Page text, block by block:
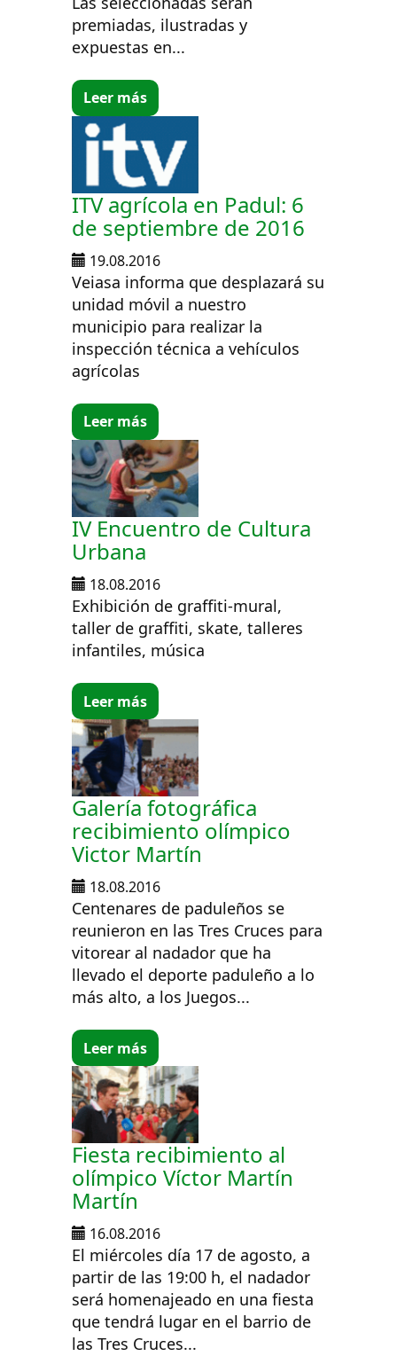
premiadas, ilustradas y
expuestas en...
Leer más
ITV agrícola en Padul: 6
de septiembre de 2016
19.08.2016
Veiasa informa que desplazará su
unidad móvil a nuestro
municipio para realizar la
inspección técnica a vehículos
agrícolas
Leer más
IV Encuentro de Cultura
Urbana
18.08.2016
Exhibición de graffiti-mural,
taller de graffiti, skate, talleres
infantiles, música
Leer más
Galería fotográfica
recibimiento olímpico
Victor Martín
18.08.2016
Centenares de paduleños se
reunieron en las Tres Cruces para
vitorear al nadador que ha
llevado el deporte paduleño a lo
más alto, a los Juegos...
Leer más
Fiesta recibimiento al
olímpico Víctor Martín
Martín
16.08.2016
El miércoles día 17 de agosto, a
partir de las 19:00 h, el nadador
será homenajeado en una fiesta
que tendrá lugar en el barrio de
las Tres Cruces...